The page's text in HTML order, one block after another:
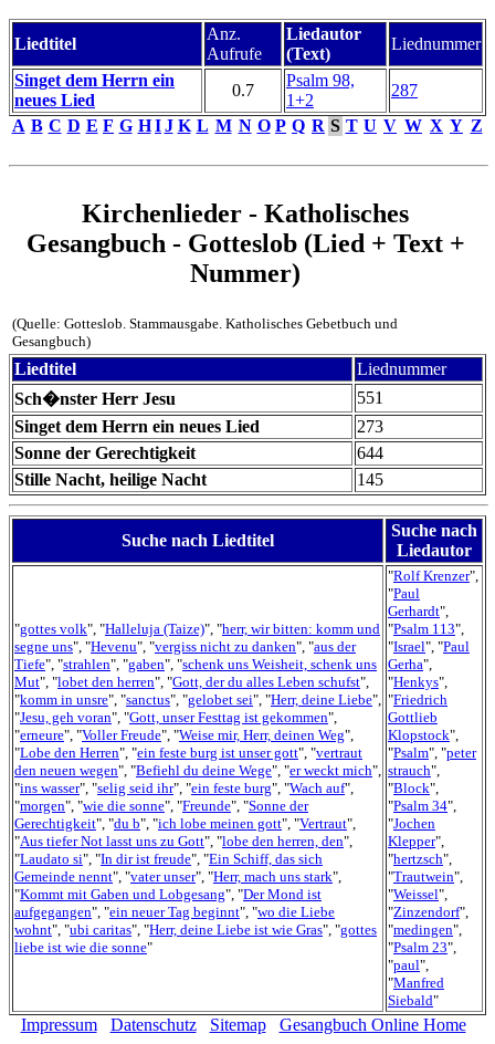
Liedtitel
Anz.
Aufrufe
Liedautor
(Text)
Liednummer
Singet dem Herrn ein
neues Lied
0.7
Psalm 98,
1+2
287
A B C D E F G H IJ K L M N O P Q R S T U V W X Y Z
Kirchenlieder - Katholisches
Gesangbuch - Gotteslob (Lied + Text +
Nummer)
(Quelle: Gotteslob. Stammausgabe. Katholisches Gebetbuch und
Gesangbuch)
Liedtitel
Liednummer
Sch�nster Herr Jesu
551
Singet dem Herrn ein neues Lied
273
Sonne der Gerechtigkeit
644
Stille Nacht, heilige Nacht
145
Suche nach Liedtitel
Suche nach
Liedautor
"gottes volk", "Halleluja (Taize)", "herr, wir bitten: komm und
segne uns", "Hevenu", "vergiss nicht zu danken", "aus der
Tiefe", "strahlen", "gaben", "schenk uns Weisheit, schenk uns
Mut", "lobet den herren", "Gott, der du alles Leben schufst",
"komm in unsre", "sanctus", "gelobet sei", "Herr, deine Liebe",
"Jesu, geh voran", "Gott, unser Festtag ist gekommen",
"erneure", "Voller Freude", "Weise mir, Herr, deinen Weg",
"Lobe den Herren", "ein feste burg ist unser gott", "vertraut
den neuen wegen", "Befiehl du deine Wege", "er weckt mich",
"ins wasser", "selig seid ihr", "ein feste burg", "Wach auf",
"morgen", "wie die sonne", "Freunde", "Sonne der
Gerechtigkeit", "du b", "ich lobe meinen gott", "Vertraut",
"Aus tiefer Not lasst uns zu Gott", "lobe den herren, den",
"Laudato si", "In dir ist freude", "Ein Schiff, das sich
Gemeinde nennt", "vater unser", "Herr, mach uns stark",
"Kommt mit Gaben und Lobgesang", "Der Mond ist
aufgegangen", "ein neuer Tag beginnt", "wo die Liebe
wohnt", "ubi caritas", "Herr, deine Liebe ist wie Gras", "gottes
liebe ist wie die sonne"
"Rolf Krenzer",
"Paul
Gerhardt",
"Psalm 113",
"Israel", "Paul
Gerha",
"Henkys",
"Friedrich
Gottlieb
Klopstock",
"Psalm", "peter
strauch",
"Block",
"Psalm 34",
"Jochen
Klepper",
"hertzsch",
"Trautwein",
"Weissel",
"Zinzendorf",
"medingen",
"Psalm 23",
"paul",
"Manfred
Siebald"
Impressum Datenschutz Sitemap Gesangbuch Online Home